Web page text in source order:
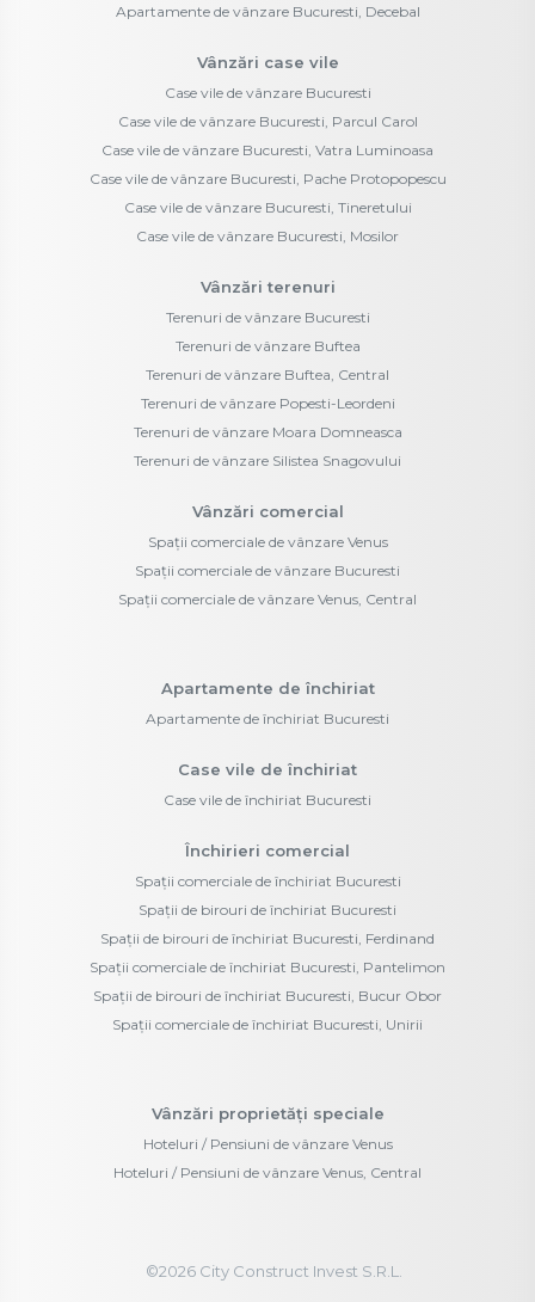
Apartamente de vânzare Bucuresti, Decebal
Vânzări case vile
Case vile de vânzare Bucuresti
Case vile de vânzare Bucuresti, Parcul Carol
Case vile de vânzare Bucuresti, Vatra Luminoasa
Case vile de vânzare Bucuresti, Pache Protopopescu
Case vile de vânzare Bucuresti, Tineretului
Case vile de vânzare Bucuresti, Mosilor
Vânzări terenuri
Terenuri de vânzare Bucuresti
Terenuri de vânzare Buftea
Terenuri de vânzare Buftea, Central
Terenuri de vânzare Popesti-Leordeni
Terenuri de vânzare Moara Domneasca
Terenuri de vânzare Silistea Snagovului
Vânzări comercial
Spații comerciale de vânzare Venus
Spații comerciale de vânzare Bucuresti
Spații comerciale de vânzare Venus, Central
Apartamente de închiriat
Apartamente de închiriat Bucuresti
Case vile de închiriat
Case vile de închiriat Bucuresti
Închirieri comercial
Spații comerciale de închiriat Bucuresti
Spații de birouri de închiriat Bucuresti
Spații de birouri de închiriat Bucuresti, Ferdinand
Spații comerciale de închiriat Bucuresti, Pantelimon
Spații de birouri de închiriat Bucuresti, Bucur Obor
Spații comerciale de închiriat Bucuresti, Unirii
Vânzări proprietăți speciale
Hoteluri / Pensiuni de vânzare Venus
Hoteluri / Pensiuni de vânzare Venus, Central
©2026City Construct Invest S.R.L.